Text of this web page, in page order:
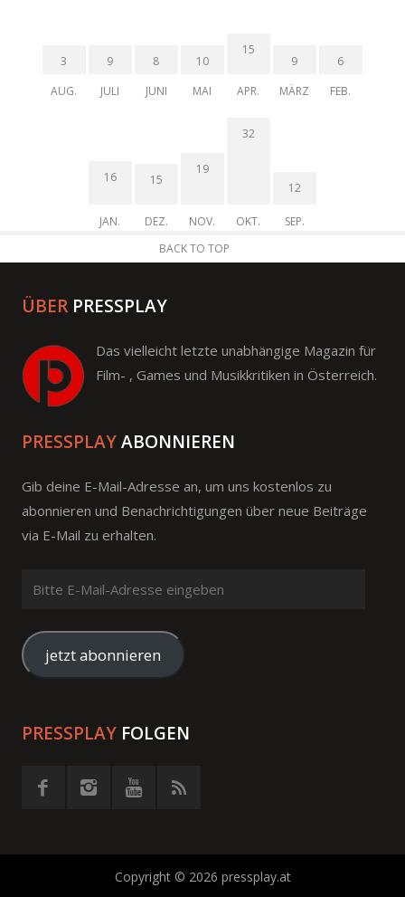
3
AUG.
9
JULI
8
JUNI
10
MAI
15
APR.
9
MÄRZ
6
FEB.
16
JAN.
15
DEZ.
19
NOV.
32
OKT.
12
SEP.
BACK TO TOP
ÜBER PRESSPLAY
Das vielleicht letzte unabhängige Magazin für
Film- , Games und Musikkritiken in Österreich.
PRESSPLAYABONNIEREN
Gib deine E-Mail-Adresse an, um uns kostenlos zu
abonnieren und Benachrichtigungen über neue Beiträge
via E-Mail zu erhalten.
Mail-
Adresse
eingeben
jetzt abonnieren
PRESSPLAY FOLGEN
Copyright © 2026 pressplay.at